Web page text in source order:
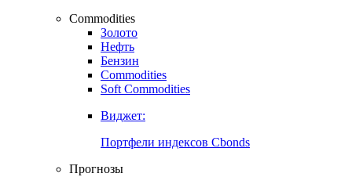
Виджет:
Карта процентных ставок
Commodities
Золото
Бензин
Soft Commodities
Виджет: